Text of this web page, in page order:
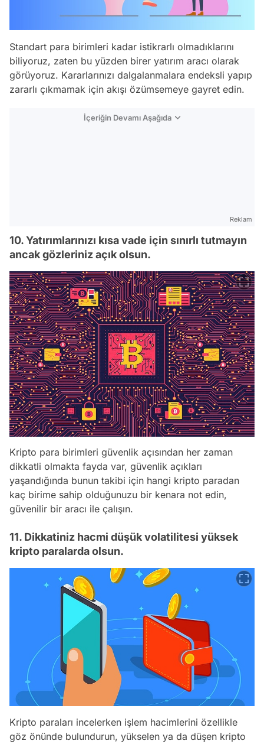
Standart para birimleri kadar istikrarlı olmadıklarını
biliyoruz, zaten bu yüzden birer yatırım aracı olarak
görüyoruz. Kararlarınızı dalgalanmalara endeksli yapıp
zararlı çıkmamak için akışı özümsemeye gayret edin.
İçeriğin Devamı Aşağıda
Reklam
10. Yatırımlarınızı kısa vade için sınırlı tutmayın
ancak gözleriniz açık olsun.
Kripto para birimleri güvenlik açısından her zaman
dikkatli olmakta fayda var, güvenlik açıkları
yaşandığında bunun takibi için hangi kripto paradan
kaç birime sahip olduğunuzu bir kenara not edin,
güvenilir bir aracı ile çalışın.
11. Dikkatiniz hacmi düşük volatilitesi yüksek
kripto paralarda olsun.
Kripto paraları incelerken işlem hacimlerini özellikle
göz önünde bulundurun, yükselen ya da düşen kripto